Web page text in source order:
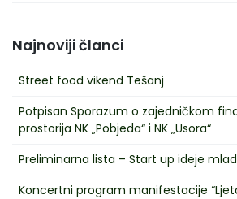
Najnoviji članci
Street food vikend Tešanj
Potpisan Sporazum o zajedničkom
prostorija NK „Pobjeda“ i NK „Usora“
Preliminarna lista – Start up ideje
Koncertni program manifestacije